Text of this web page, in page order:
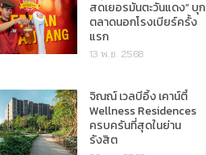
สดเยอรมันตะวันแดง” บุก
ตลาดนอกโรงเบียร์ครั้ง
แรก
13 พ.ย. 2568
จิณณ์ เวลบีอิ้ง เคาน์ตี้
Wellness Residences
ครบครันที่สุดในย่าน
รังสิต